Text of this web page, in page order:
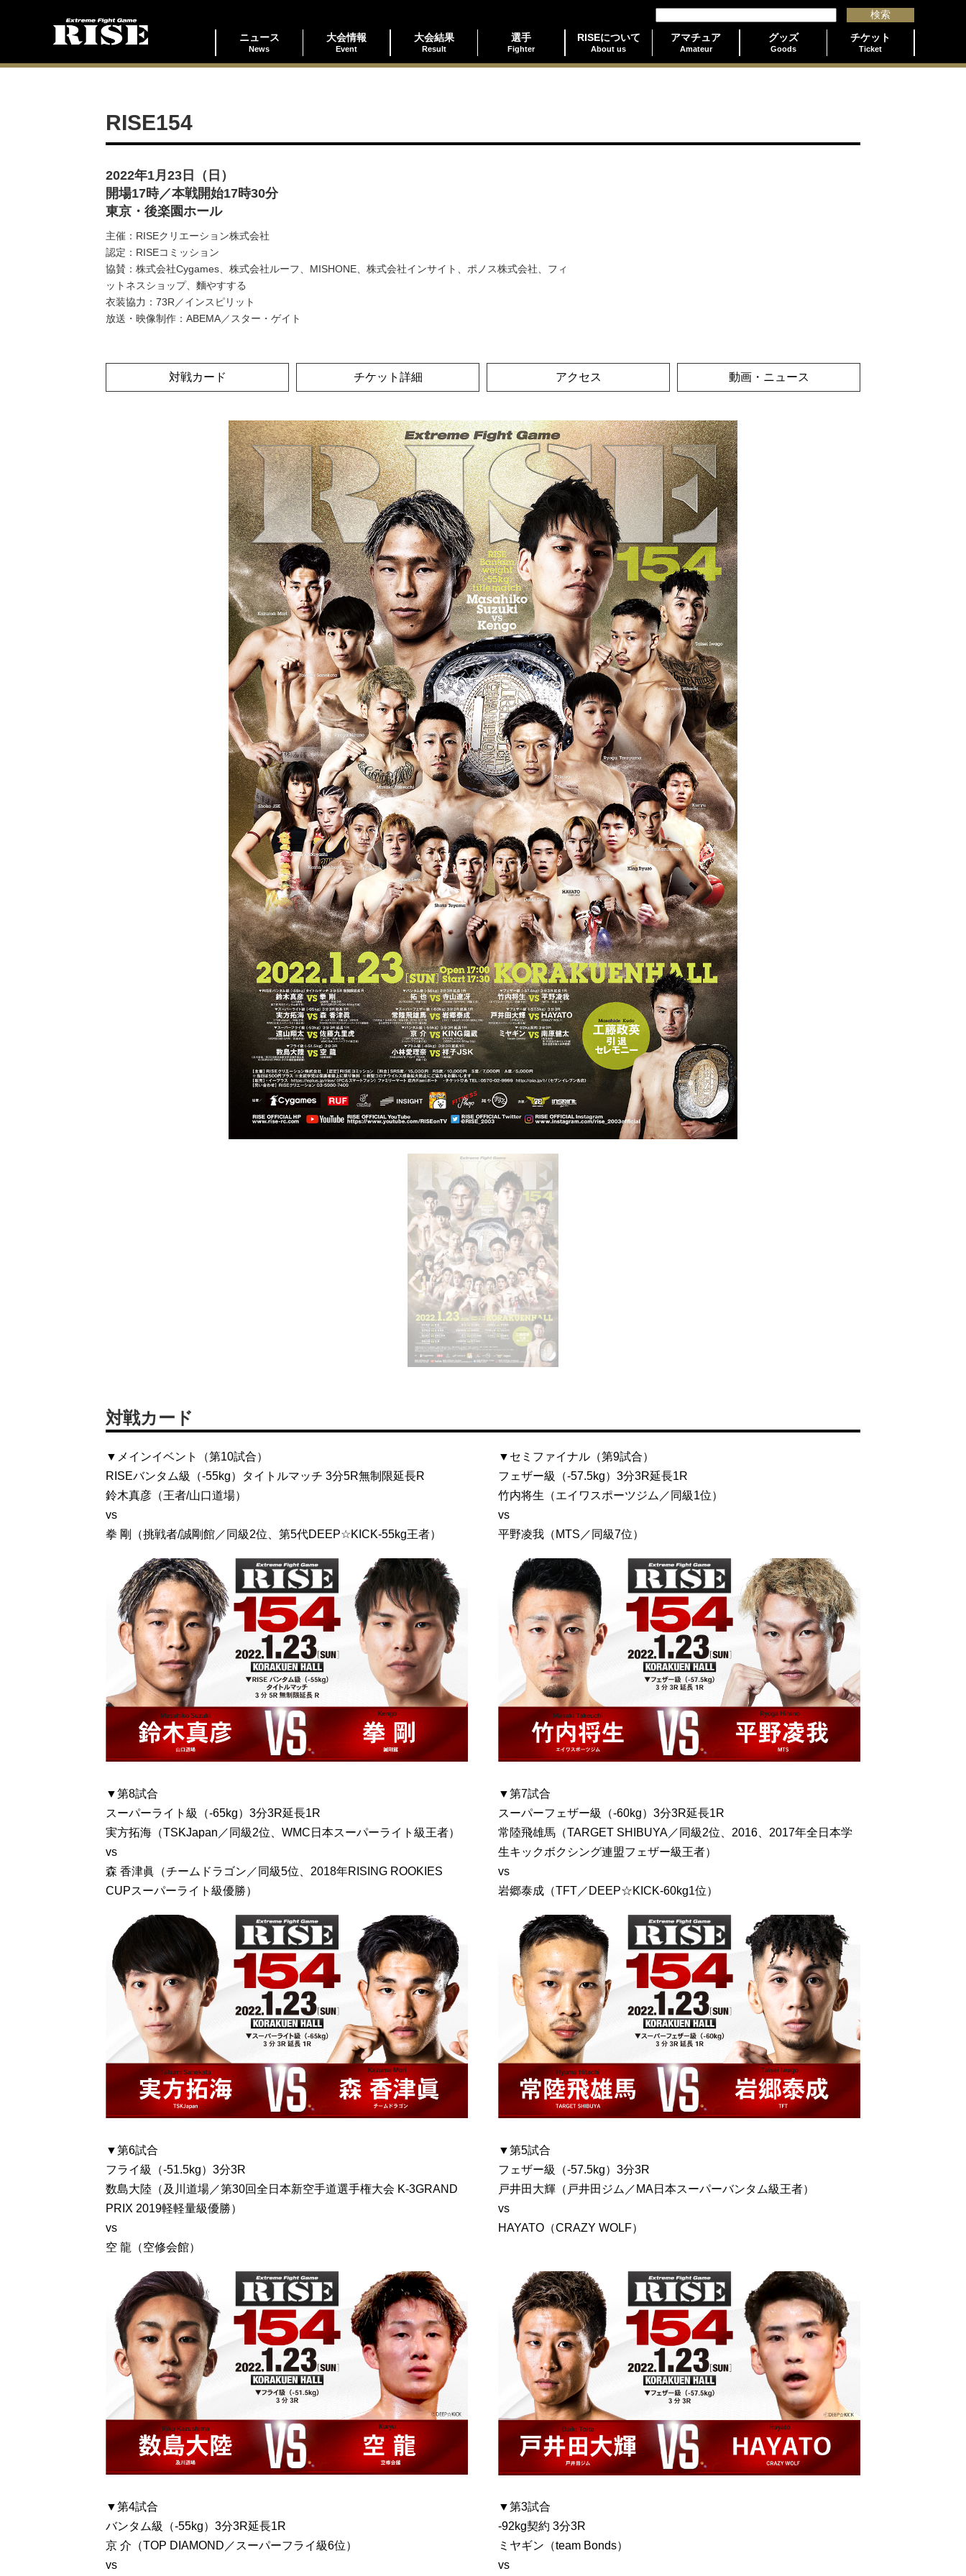
ニュース
News
大会情報
Event
大会結果
Result
選手
Fighter
RISEについて
About us
アマチュア
Amateur
グッズ
Goods
チケット
Ticket
RISE154
2022年1月23日（日）
開場17時／本戦開始17時30分
東京・後楽園ホール
主催：RISEクリエーション株式会社
認定：RISEコミッション
協賛：株式会社Cygames、株式会社ルーフ、MISHONE、株式会社インサイト、ポノス株式会社、フィ
ットネスショップ、麵やすする
衣装協力：73R／インスピリット
放送・映像制作：ABEMA／スター・ゲイト
対戦カード チケット詳細 アクセス 動画・ニュース
対戦カード
▼メインイベント（第10試合）
RISEバンタム級（-55kg）タイトルマッチ 3分5R無制限延長R
鈴木真彦（王者/山口道場）
vs
拳 剛（挑戦者/誠剛館／同級2位、第5代DEEP☆KICK-55kg王者）
▼セミファイナル（第9試合）
フェザー級（-57.5kg）3分3R延長1R
竹内将生（エイワスポーツジム／同級1位）
vs
平野凌我（MTS／同級7位）
▼第8試合
スーパーライト級（-65kg）3分3R延長1R
実方拓海（TSKJapan／同級2位、WMC日本スーパーライト級王者）
vs
森 香津眞（チームドラゴン／同級5位、2018年RISING ROOKIES
CUPスーパーライト級優勝）
▼第7試合
スーパーフェザー級（-60kg）3分3R延長1R
常陸飛雄馬（TARGET SHIBUYA／同級2位、2016、2017年全日本学
生キックボクシング連盟フェザー級王者）
vs
岩郷泰成（TFT／DEEP☆KICK-60kg1位）
▼第6試合
フライ級（-51.5kg）3分3R
数島大陸（及川道場／第30回全日本新空手道選手権大会 K-3GRAND
PRIX 2019軽軽量級優勝）
vs
空 龍（空修会館）
▼第5試合
フェザー級（-57.5kg）3分3R
戸井田大輝（戸井田ジム／MA日本スーパーバンタム級王者）
vs
HAYATO（CRAZY WOLF）
▼第4試合
バンタム級（-55kg）3分3R延長1R
京 介（TOP DIAMOND／スーパーフライ級6位）
vs
▼第3試合
-92kg契約 3分3R
ミヤギン（team Bonds）
vs